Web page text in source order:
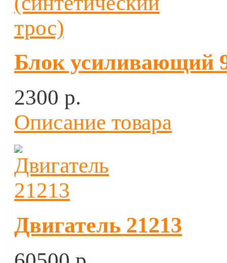
Блок усиливающий
2300 p.
Описание товара
Двигатель 21213